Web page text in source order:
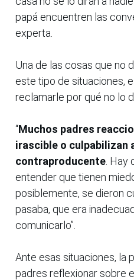
papá encuentren las
experta.
Una de las cosas que no
este tipo de situaciones,
reclamarle por qué no lo
“Muchos padres
irascible o culpabilizan
contraproducente .
entender que tienen
posiblemente, se dieron
pasaba, que era
comunicarlo”.
Ante esas situaciones, la
padres reflexionar sobre